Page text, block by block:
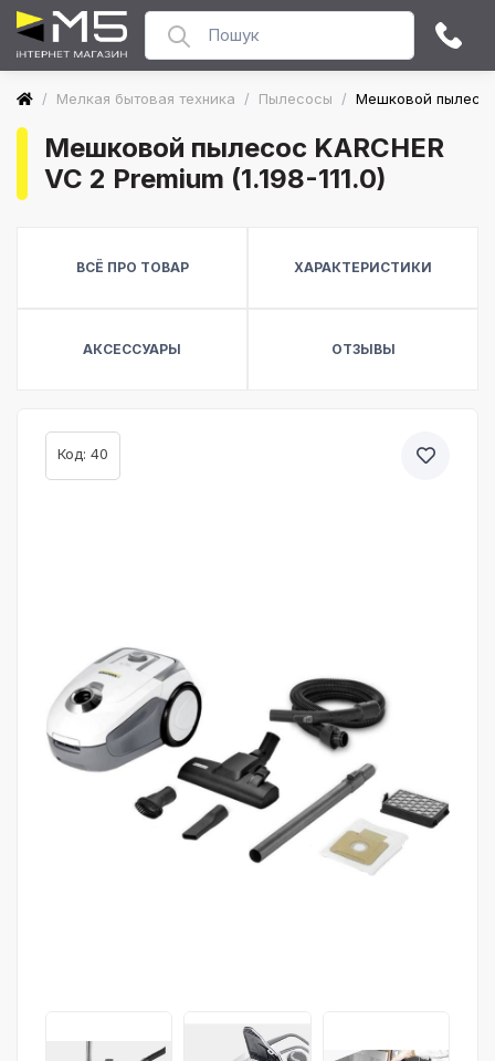
/ Мелкая бытовая техника / Пылесосы / Мешковой пылесос
Мешковой пылесос KARCHER
VC 2 Premium (1.198-111.0)
ВСЁ ПРО ТОВАР ХАРАКТЕРИСТИКИ
АКСЕССУАРЫ ОТЗЫВЫ
Код: 40